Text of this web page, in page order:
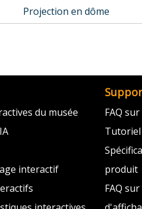
Projection en dôme
du musée
interactif
FAQ
Tutoriel
produit
FAQ